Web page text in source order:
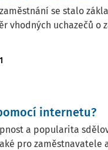
se stalo
vhodných uchazečů o
internetu?
a popularita
pro zaměstnavatele